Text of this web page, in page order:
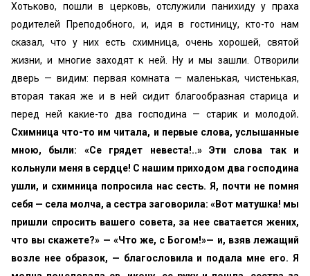
Хотьково, пошли в церковь, отслужили панихиду у праха
родителей Препо­добного, и, идя в гостиницу, кто-то нам
сказал, что у них есть схимница, очень хорошей, святой
жизни, и многие заходят к ней. Ну и мы зашли. Отворили
дверь — видим: первая комната — маленькая, чистенькая,
вторая такая же и в ней сидит благообразная старица и
перед ней какие-то два господина — старик и молодой.
Схимница что-то им читала, и первые слова, услышанные
мною, были: «Се грядет невеста!..» Эти слова так и
кольнули меня в сердце! С нашим приходом два господина
ушли, и схим­ница попросила нас сесть. Я, почти не помня
себя — села молча, а сестра заговорила: «Вот матушка! мы
пришли спросить вашего совета, за нее сватается жених,
что вы скажете?» — «Что же, с Богом!»— и, взяв лежащий
возле нее образок, — благословила и подала мне его. Я